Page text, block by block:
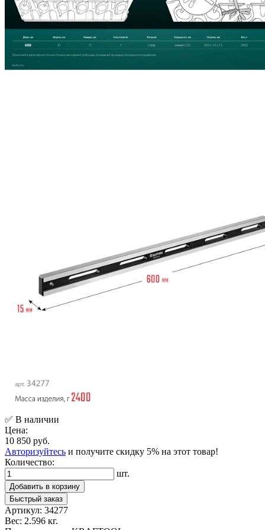
✅ В наличии
Цена:
10 850 руб.
Авторизуйтесь и получите скидку 5% на этот товар!
Количество:
шт.
Добавить в корзину
Быстрый заказ
Артикул: 34277
Вес: 2.596 кг.